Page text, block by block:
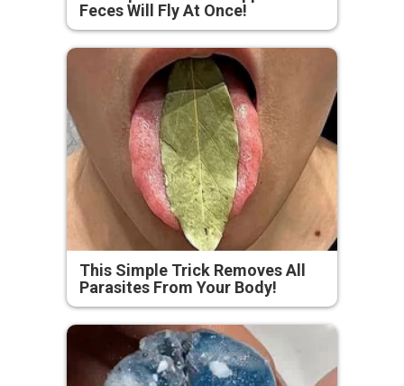
Feces Will Fly At Once!
This Simple Trick Removes All
Parasites From Your Body!